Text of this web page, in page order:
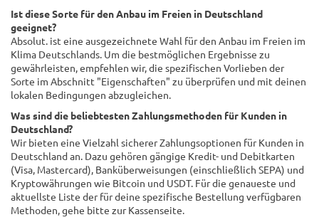
Ist diese Sorte für den Anbau im Freien in Deutschland
geeignet?
Absolut. ist eine ausgezeichnete Wahl für den Anbau im Freien im
Klima Deutschlands. Um die bestmöglichen Ergebnisse zu
gewährleisten, empfehlen wir, die spezifischen Vorlieben der
Sorte im Abschnitt "Eigenschaften" zu überprüfen und mit deinen
lokalen Bedingungen abzugleichen.
Was sind die beliebtesten Zahlungsmethoden für Kunden in
Deutschland?
Wir bieten eine Vielzahl sicherer Zahlungsoptionen für Kunden in
Deutschland an. Dazu gehören gängige Kredit- und Debitkarten
(Visa, Mastercard), Banküberweisungen (einschließlich SEPA) und
Kryptowährungen wie Bitcoin und USDT. Für die genaueste und
aktuellste Liste der für deine spezifische Bestellung verfügbaren
Methoden, gehe bitte zur Kassenseite.